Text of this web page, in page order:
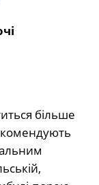
більше